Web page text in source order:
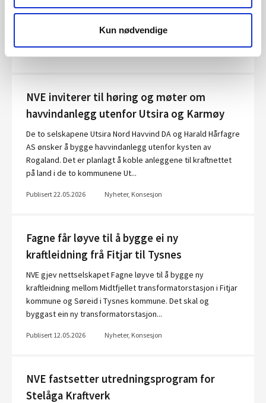
Kun nødvendige
NVE gir Østfold Energi Solkraft AS tillatelse til å bygge
tidligere massedeponi.
NVE inviterer til høring og møter om
havvindanlegg utenfor Utsira og Karmøy
De to selskapene Utsira Nord Havvind DA og Harald Hårfagre
AS ønsker å bygge havvindanlegg utenfor kysten av
Rogaland. Det er planlagt å koble anleggene til kraftnettet
på land i de to kommunene Ut...
Publisert 22.05.2026 Nyheter, Konsesjon
Fagne får løyve til å bygge ei ny
kraftleidning frå Fitjar til Tysnes
NVE gjev nettselskapet Fagne løyve til å bygge ny
kraftleidning mellom Midtfjellet transformatorstasjon i Fitjar
kommune og Søreid i Tysnes kommune. Det skal og
byggast ein ny transformatorstasjon...
Publisert 12.05.2026 Nyheter, Konsesjon
NVE fastsetter utredningsprogram for
Stelåga Kraftverk